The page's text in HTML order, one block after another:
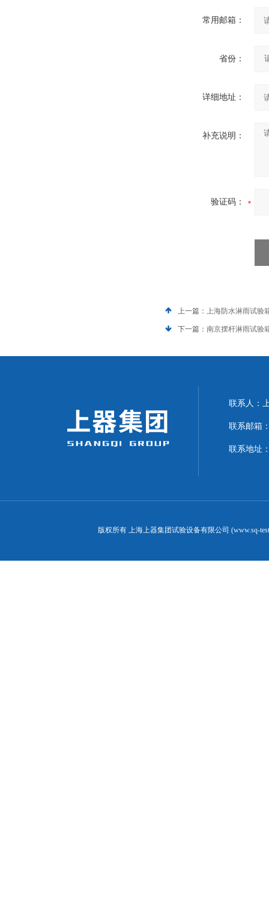
常用邮箱：
省份：
详细地址：
补充说明：
验证码：
上一篇： 上海防水淋雨试验
下一篇： 南京摆杆淋雨试验
联系人：
联系邮箱
联系地址
版权所有 上海上器集团试验设备有限公司 (www.sq-